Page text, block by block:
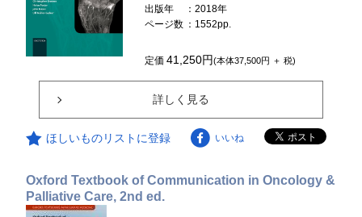
出版年
：2018年
ページ数 ：1552pp.
定価41,250円(本体37,500円 ＋ 税)
詳しく見る
ほしいものリストに登録 いいね
Oxford Textbook of Communication in Oncology &
Palliative Care, 2nd ed.